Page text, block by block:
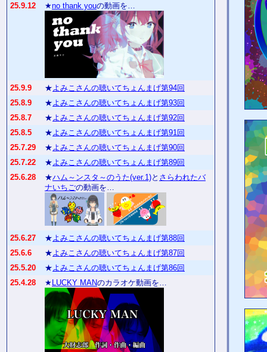
25.9.12
★no thank youの動画を…
25.9.9 ★よみこさんの聴いてちょんまげ第94回
25.8.9
★よみこさんの聴いてちょんまげ第93回
25.8.7
★よみこさんの聴いてちょんまげ第92回
25.8.5
★よみこさんの聴いてちょんまげ第91回
25.7.29
★よみこさんの聴いてちょんまげ第90回
25.7.22
★よみこさんの聴いてちょんまげ第89回
25.6.28
★ハム～ンスタ～のうた(ver.1)と さらわれたバ
ナいちごの動画を…
25.6.27 ★よみこさんの聴いてちょんまげ第88回
25.6.6
★よみこさんの聴いてちょんまげ第87回
25.5.20
★よみこさんの聴いてちょんまげ第86回
25.4.28
★ LUCKY MANのカラオケ動画を…